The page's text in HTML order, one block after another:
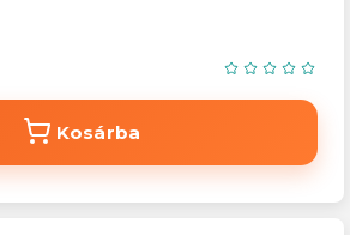
Kosárba